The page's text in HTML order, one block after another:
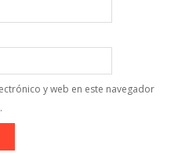
y web en este navegador